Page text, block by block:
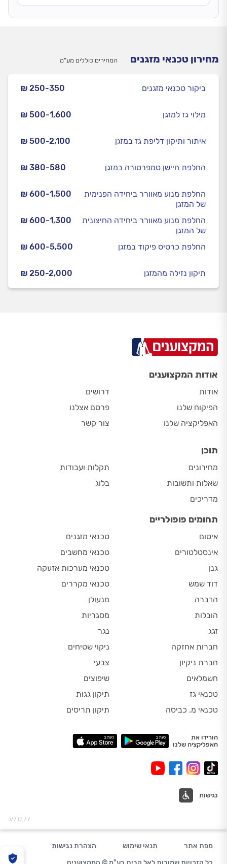
מחירון טכנאי מזגנים המחירים כוללים מע”מ
₪ 250-350 ביקור טכנאי מזגנים
₪ 500-1,600 מילוי גז למזגן
₪ 500-2,100 איתור ותיקון דליפת גז במזגן
₪ 380-580 החלפת חיישן טמפרטורה במזגן
₪ 600-1,500
החלפת מנוע מאוורר ביחידה הפנימית
של המזגן
₪ 600-1,300
החלפת מנוע מאוורר ביחידה החיצונית
של המזגן
₪ 600-5,500
החלפת כרטיס פיקוד במזגן
₪ 250-2,000 תיקון נזילה מהמזגן
אודות המקצוענים
אודות
הפיקוח שלנו
האפליקציה שלנו
דרושים
פרסם אצלנו
צור קשר
תוכן
מחירונים
שאלות ותשובות
מדריכים
תקלות ועבודות
בלוג
תחומים פופולריים
איטום
אינסטלטורים
גנן
דוד שמש
הדברה
הובלות
זגג
חברות אחזקה
חברת ניקיון
חשמלאים
טכנאי גז
טכנאי מ. כביסה
טכנאי מזגנים
טכנאי מחשבים
טכנאי מערכות אזעקה
טכנאי מקררים
מנעולן
מסגריות
נגר
ניקוי שטיחים
צבעי
שיפוצים
תיקון גגות
תיקון תריסים
הורידו את
האפליקציה שלנו
נגישות
V7.0.77
מפת אתר תנאי שימוש
הצהרת נגישות